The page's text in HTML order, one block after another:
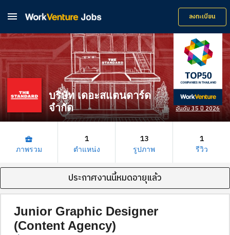
 ลงทะเบียน
อันดับ 35 ปี 2026
บริษัท เดอะสแตนดาร์ด
จำกัด
business_center
ภาพรวม
1
ตำแหน่ง
13
รูปภาพ
1
รีวิว
ประกาศงานนี้หมดอายุแล้ว
Junior Graphic Designer
(Content Agency)